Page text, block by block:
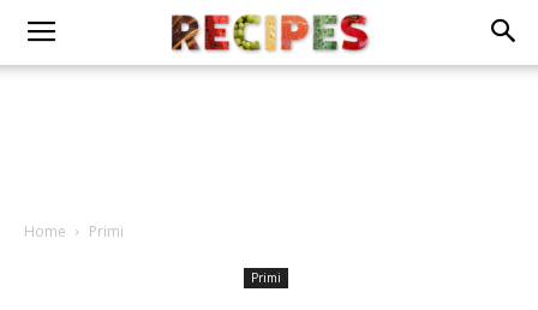
Home Primi
Primi